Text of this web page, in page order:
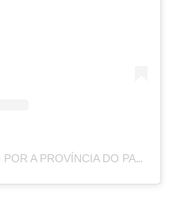
UM POST COMPARTILHADO POR A PROVÍNCIA DO PARÁ (@APROVINCIADOPARA)